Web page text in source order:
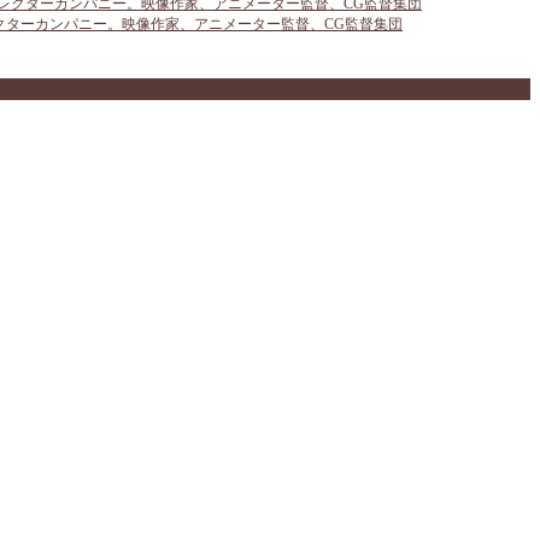
ターカンパニー。映像作家、アニメーター監督、CG監督集団